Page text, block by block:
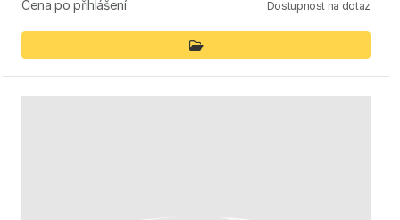
Cena po přihlášení Dostupnost na dotaz